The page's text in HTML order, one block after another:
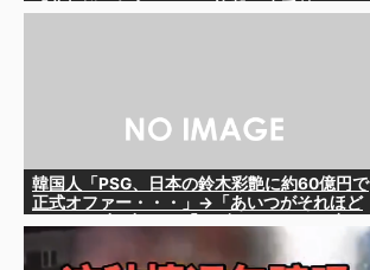
韓国人「PSG、日本の鈴木彩艶に約60億円で
正式オファー・・・」→「あいつがそれほど
るとは思わないけど、それでもやっぱり羨ま
しいね」